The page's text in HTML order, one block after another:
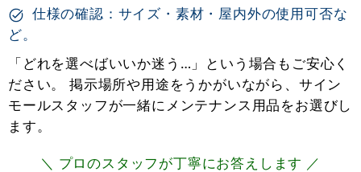
仕様の確認：サイズ・素材・屋内外の使用可否な
ど。
「どれを選べばいいか迷う…」という場合もご安心く
ださい。 掲示場所や用途をうかがいながら、サイン
モールスタッフが一緒にメンテナンス用品をお選びし
ます。
＼ プロのスタッフが丁寧にお答えします ／